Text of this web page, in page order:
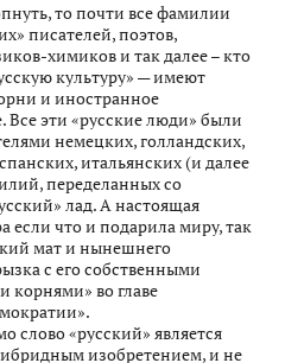
то почти все фамилии
писателей, поэтов,
химиков и так далее – кто
культуру» — имеют
и иностранное
Все эти «русские люди» были
немецких, голландских,
итальянских (и далее
переделанных со
лад. А настоящая
если что и подарила миру, так
мат и нынешнего
с его собственными
корнями» во главе
слово «русский» является
изобретением, и не